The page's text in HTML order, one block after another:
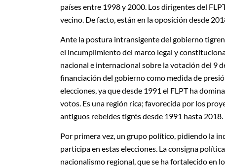
países entre 1998 y 2000. Los dirigentes del
vecino. De facto, están en la oposición desde
Ante la postura intransigente del gobierno
el incumplimiento del marco legal y
nacional e internacional sobre la votación del 9
financiación del gobierno como medida de
elecciones, ya que desde 1991 el FLPT ha
votos. Es una región rica; favorecida por los
antiguos rebeldes tigrés desde 1991 hasta 2018.
Por primera vez, un grupo político, pidiendo la
participa en estas elecciones. La consigna
nacionalismo regional, que se ha fortalecido en